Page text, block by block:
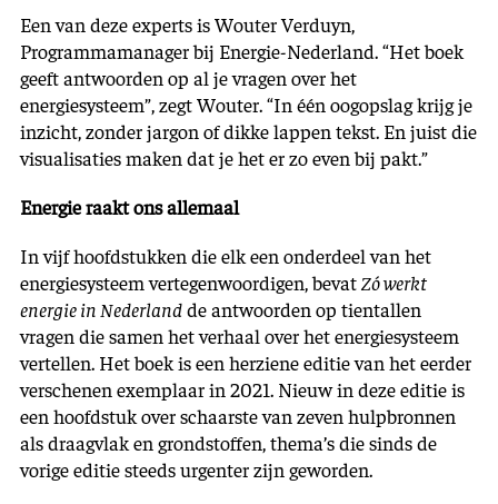
Een van deze experts is Wouter Verduyn,
Programmamanager bij Energie-Nederland. “Het boek
geeft antwoorden op al je vragen over het
energiesysteem”, zegt Wouter. “In één oogopslag krijg je
inzicht, zonder jargon of dikke lappen tekst. En juist die
visualisaties maken dat je het er zo even bij pakt.”
Energie raakt ons allemaal
In vijf hoofdstukken die elk een onderdeel van het
energiesysteem vertegenwoordigen, bevatZó werkt
energie in Nederlandde antwoorden op tientallen
vragen die samen het verhaal over het energiesysteem
vertellen. Het boek is een herziene editie van het eerder
verschenen exemplaar in 2021. Nieuw in deze editie is
een hoofdstuk over schaarste van zeven hulpbronnen
als draagvlak en grondstoffen, thema’s die sinds de
vorige editie steeds urgenter zijn geworden.